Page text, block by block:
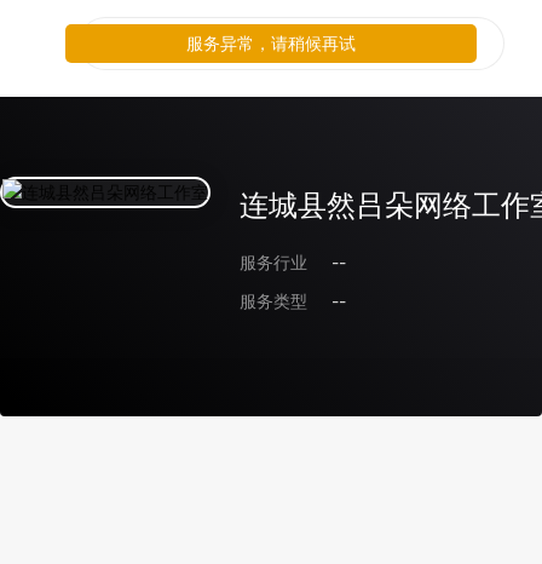
连城县然吕朵网络工作
服务行业
--
服务类型
--
服务异常，请稍候再试